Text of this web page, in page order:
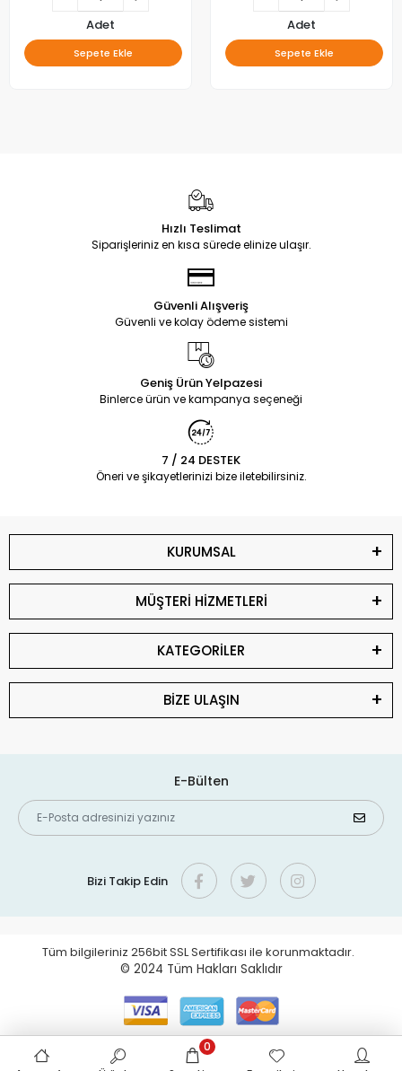
Adet
Sepete Ekle
Adet
Sepete Ekle
Hızlı Teslimat
Siparişleriniz en kısa sürede elinize ulaşır.
Güvenli Alışveriş
Güvenli ve kolay ödeme sistemi
Geniş Ürün Yelpazesi
Binlerce ürün ve kampanya seçeneği
7 / 24 DESTEK
Öneri ve şikayetlerinizi bize iletebilirsiniz.
KURUMSAL
MÜŞTERİ HİZMETLERİ
KATEGORİLER
BİZE ULAŞIN
E-Bülten
Bizi Takip Edin
Tüm bilgileriniz 256bit SSL Sertifikası ile korunmaktadır.
© 2024 Tüm Hakları Saklıdır
0